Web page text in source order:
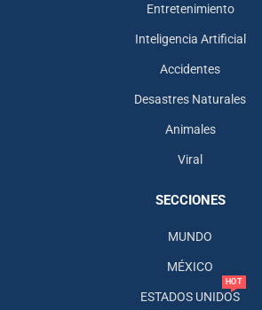
Entretenimiento
Inteligencia Artificial
Accidentes
Desastres Naturales
Animales
Viral
SECCIONES
MUNDO
MÉXICO
ESTADOS UNIDOS
HOT